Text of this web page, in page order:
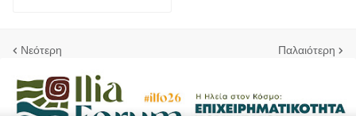
Νεότερη Παλαιότερη